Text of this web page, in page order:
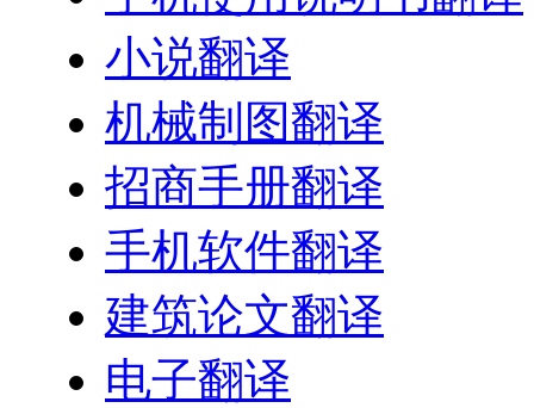
小说翻译
机械制图翻译
招商手册翻译
手机软件翻译
建筑论文翻译
电子翻译